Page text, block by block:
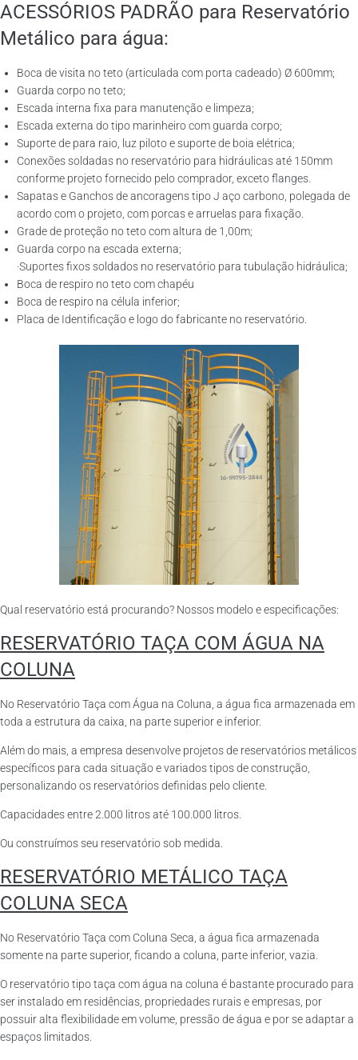
ACESSÓRIOS PADRÃO para Reservatório
Metálico para água:
Boca de visita no teto (articulada com porta cadeado) Ø 600mm;
Guarda corpo no teto;
Escada interna fixa para manutenção e limpeza;
Escada externa do tipo marinheiro com guarda corpo;
Suporte de para raio, luz piloto e suporte de boia elétrica;
Conexões soldadas no reservatório para hidráulicas até 150mm
conforme projeto fornecido pelo comprador, exceto flanges.
Sapatas e Ganchos de ancoragens tipo J aço carbono, polegada de
acordo com o projeto, com porcas e arruelas para fixação.
Grade de proteção no teto com altura de 1,00m;
Guarda corpo na escada externa;
·Suportes fixos soldados no reservatório para tubulação hidráulica;
Boca de respiro no teto com chapéu
Boca de respiro na célula inferior;
Placa de Identificação e logo do fabricante no reservatório.
Qual reservatório está procurando? Nossos modelo e especificações:
RESERVATÓRIO TAÇA COM ÁGUA NA
COLUNA
No Reservatório Taça com Água na Coluna, a água fica armazenada em
toda a estrutura da caixa, na parte superior e inferior.
Além do mais, a empresa desenvolve projetos de reservatórios metálicos
específicos para cada situação e variados tipos de construção,
personalizando os reservatórios definidas pelo cliente.
Capacidades entre 2.000 litros até 100.000 litros.
Ou construímos seu reservatório sob medida.
RESERVATÓRIO METÁLICO TAÇA
COLUNA SECA
No Reservatório Taça com Coluna Seca, a água fica armazenada
somente na parte superior, ficando a coluna, parte inferior, vazia.
O reservatório tipo taça com água na coluna é bastante procurado para
ser instalado em residências, propriedades rurais e empresas, por
possuir alta flexibilidade em volume, pressão de água e por se adaptar a
espaços limitados.